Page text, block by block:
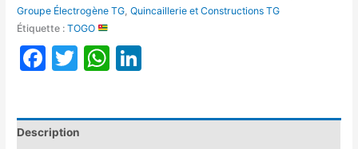
Groupe Électrogène TG ,Quincaillerie et Constructions TG
Étiquette :TOGO
Facebook
TwitterWhatsApp
Description